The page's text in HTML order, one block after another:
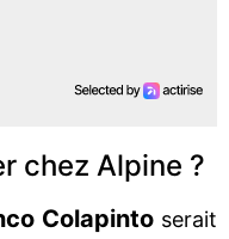
chez Alpine ?
Colapinto serait